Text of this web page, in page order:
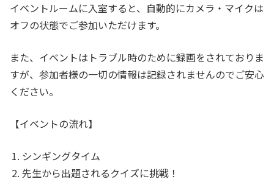
イベントルームに入室すると、自動的にカメラ・マイクは
オフの状態でご参加いただけます。
また、イベントはトラブル時のために録画をされておりま
すが、参加者様の一切の情報は記録されませんのでご安心
ください。
【イベントの流れ】
シンギングタイム
先生から出題されるクイズに挑戦！